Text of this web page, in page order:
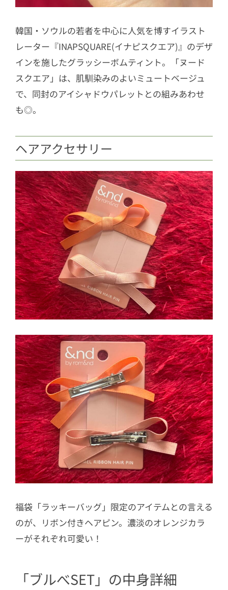
韓国・ソウルの若者を中心に人気を博すイラスト
レーター『INAPSQUARE(イナピスクエア)』のデザ
インを施したグラッシーボムティント。「ヌード
スクエア」は、肌馴染みのよいミュートベージュ
で、同封のアイシャドウパレットとの組みあわせ
も◎。
ヘアアクセサリー
福袋「ラッキーバッグ」限定のアイテムとの言える
のが、リボン付きヘアピン。濃淡のオレンジカラ
ーがそれぞれ可愛い！
「ブルべSET」の中身詳細